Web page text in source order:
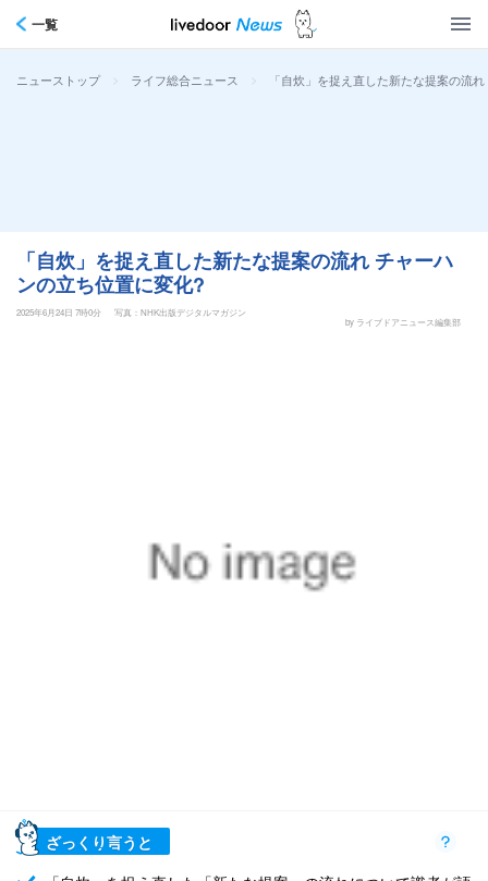
一覧
ニューストップ > ライフ総合ニュース > 「自炊」を捉え直した新たな提案の流
「自炊」を捉え直した新たな提案の流れ チャーハ
ンの立ち位置に変化?
2025年6月24日 7時0分
写真：NHK出版デジタルマガジン
by ライブドアニュース編集部
ざっくり言うと